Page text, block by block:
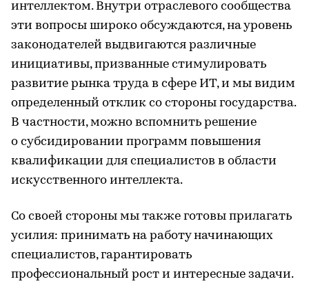
интеллектом. Внутри отраслевого сообщества
эти вопросы широко обсуждаются, на уровень
законодателей выдвигаются различные
инициативы, призванные стимулировать
развитие рынка труда в сфере ИT, и мы видим
определенный отклик со стороны государства.
В частности, можно вспомнить решение
о субсидировании программ повышения
квалификации для специалистов в области
искусственного интеллекта.
Со своей стороны мы также готовы прилагать
усилия: принимать на работу начинающих
специалистов, гарантировать
профессиональный рост и интересные задачи.